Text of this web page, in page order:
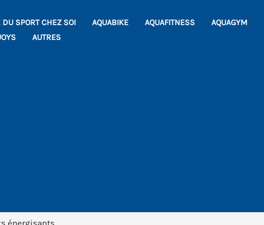
DU SPORT CHEZ SOI AQUABIKE AQUAFITNESS AQUAGYM
AUTRES
énergisants